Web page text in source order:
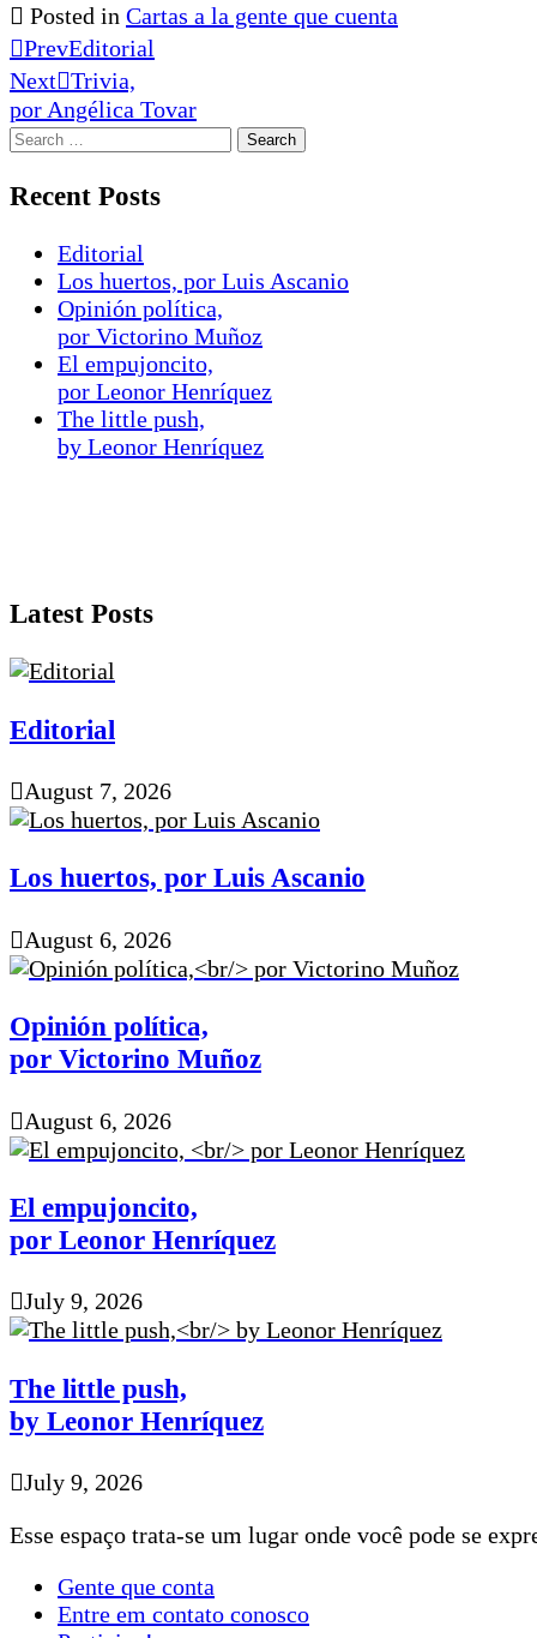
Posted in Cartas a la gente que cuenta
PrevEditorial
Next Trivia,
por Angélica Tovar
Recent Posts
Editorial
Los huertos, por Luis Ascanio
Opinión política,
por Victorino Muñoz
El empujoncito,
por Leonor Henríquez
The little push,
by Leonor Henríquez
Latest Posts
Editorial
August 7, 2026
Los huertos, por Luis Ascanio
August 6, 2026
Opinión política,
por Victorino Muñoz
August 6, 2026
El empujoncito,
por Leonor Henríquez
July 9, 2026
The little push,
by Leonor Henríquez
July 9, 2026
Esse espaço trata-se um lugar onde você pode se
Gente que conta
Entre em contato conosco